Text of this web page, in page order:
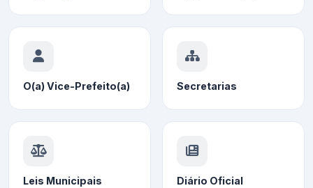
O(a) Vice-Prefeito(a) Secretarias
Leis Municipais Diário Oficial